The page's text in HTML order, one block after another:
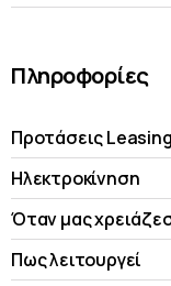
Πληροφορίες
Προτάσεις Leasing
Ηλεκτροκίνηση
Όταν μας
Πως λειτουργεί